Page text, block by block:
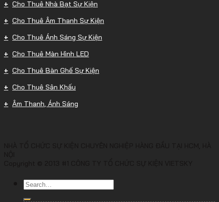
Cho Thuê Nhà Bạt Sự Kiện
Cho Thuê Âm Thanh Sự Kiện
Cho Thuê Ánh Sáng Sự Kiện
Cho Thuê Màn Hình LED
Cho Thuê Bàn Ghế Sự Kiện
Cho Thuê Sân Khấu
Âm Thanh, Ánh Sáng